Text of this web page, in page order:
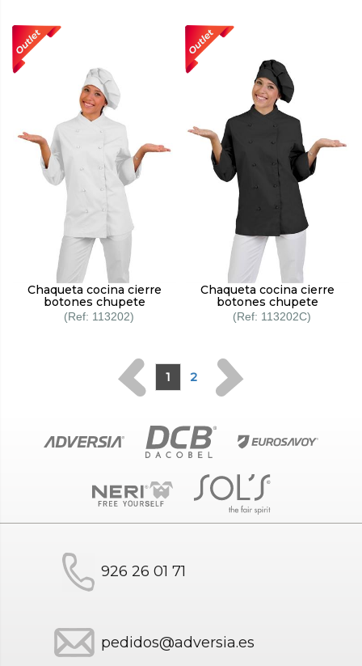
Chaqueta cocina cierre
botones chupete
113202
Chaqueta cocina cierre
botones chupete
113202C
1 2
926 26 01 71
pedidos@adversia.es